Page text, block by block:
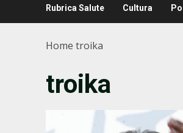
Rubrica Salute Cultura
Home troika
troika